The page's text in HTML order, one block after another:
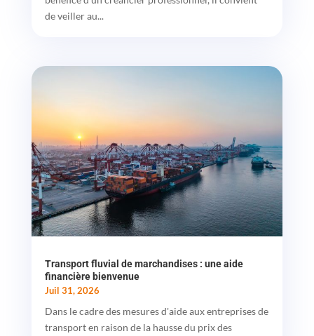
de veiller au...
Transport fluvial de marchandises : une aide
financière bienvenue
Juil 31, 2026
Dans le cadre des mesures d'aide aux entreprises de
transport en raison de la hausse du prix des